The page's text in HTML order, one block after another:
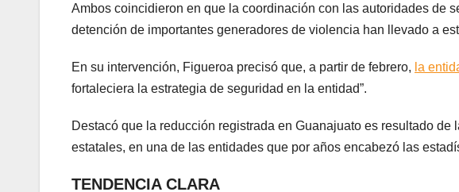
Ambos coincidieron en que la coordinación con las autoridades de
detención de importantes generadores de violencia han llevado a
En su intervención, Figueroa precisó que, a partir de febrero, la
fortaleciera la estrategia de seguridad en la entidad”.
Destacó que la reducción registrada en Guanajuato es resultado
estatales, en una de las entidades que por años encabezó las
TENDENCIA CLARA